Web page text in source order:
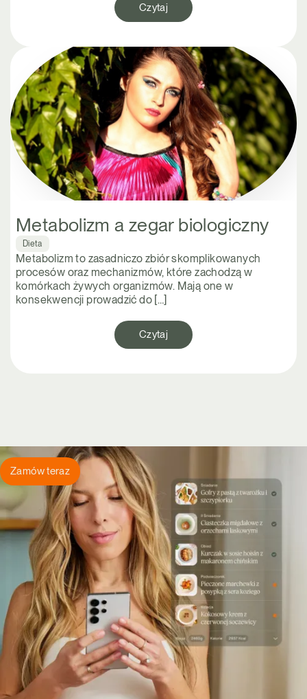
Czytaj
Metabolizm a zegar biologiczny
Dieta
Metabolizm to zasadniczo zbiór skomplikowanych
procesów oraz mechanizmów, które zachodzą w
komórkach żywych organizmów. Mają one w
konsekwencji prowadzić do […]
Czytaj
Zamów teraz